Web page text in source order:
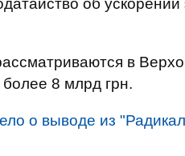
об ускорении
в
8 млрд грн.
о выводе из